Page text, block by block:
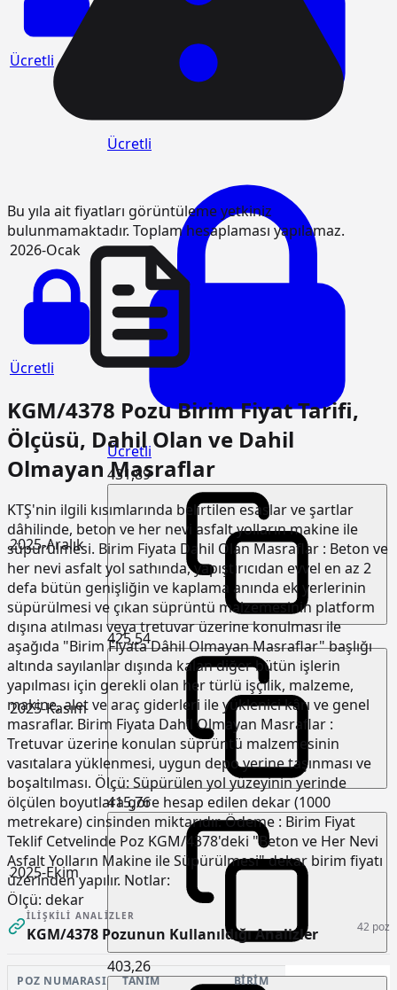
Ücretli
Ücretli
2026-Ocak
Ücretli
Ücretli
2025-Aralık
431,89
2025-Kasım
425,54
2025-Ekim
415,76
403,26
Bu yıla ait fiyatları görüntüleme yetkiniz
bulunmamaktadır. Toplam hesaplaması yapılamaz.
KGM/4378 Pozu Birim Fiyat Tarifi,
Ölçüsü, Dahil Olan ve Dahil
Olmayan Masraflar
KTŞ'nin ilgili kısımlarında belirtilen esaslar ve şartlar
dâhilinde, beton ve her nevi asfalt yolların makine ile
süpürülmesi. Birim Fiyata Dahil Olan Masraflar : Beton ve
her nevi asfalt yol sathında, yapıştırıcıdan evvel en az 2
defa bütün genişliğin ve kaplama anında ek yerlerinin
süpürülmesi ve çıkan süprüntü malzemesinin platform
dışına atılması veya tretuvar üzerine konulması ile
aşağıda "Birim Fiyata Dâhil Olmayan Masraflar" başlığı
altında sayılanlar dışında kalan diğer bütün işlerin
yapılması için gerekli olan her türlü işçilik, malzeme,
makine, alet ve araç giderleri ile yüklenici kârı ve genel
masraflar. Birim Fiyata Dahil Olmayan Masraflar :
Tretuvar üzerine konulan süprüntü malzemesinin
vasıtalara yüklenmesi, uygun depo yerine taşınması ve
boşaltılması. Ölçü: Süpürülen yol yüzeyinin yerinde
ölçülen boyutlara göre hesap edilen dekar (1000
metrekare) cinsinden miktarıdır. Ödeme : Birim Fiyat
Teklif Cetvelinde Poz KGM/4378'deki "Beton ve Her Nevi
Asfalt Yolların Makine ile Süpürülmesi" dekar birim fiyatı
üzerinden yapılır. Notlar:
Ölçü: dekar
İLIŞKILI ANALIZLER
KGM/4378 Pozunun Kullanıldığı Analizler 42 poz
POZ NUMARASI TANIM BIRIM